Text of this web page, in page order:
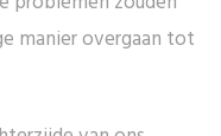
manier overgaan tot